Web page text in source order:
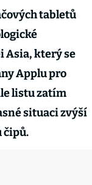
tabletů
Asia, který se
Applu pro
listu zatím
situaci zvýší
čipů.